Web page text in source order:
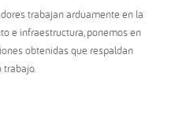
trabajan arduamente en la
e infraestructura, ponemos en
obtenidas que respaldan
trabajo.